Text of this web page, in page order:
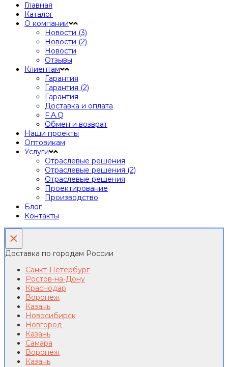
Главная
Каталог
О компании
Новости (3)
Новости (2)
Новости
Отзывы
Клиентам
Гарантия
Гарантия (2)
Гарантия
Доставка и оплата
F.A.Q
Обмен и возврат
Наши проекты
Оптовикам
Услуги
Отраслевые решения
Отраслевые решения (2)
Отраслевые решения
Проектирование
Производство
Блог
Контакты
×
Доставка по городам России
Санкт-Петербург
Ростов-на-Дону
Краснодар
Воронеж
Казань
Новосибирск
Новгород
Казань
Самара
Воронеж
Казань